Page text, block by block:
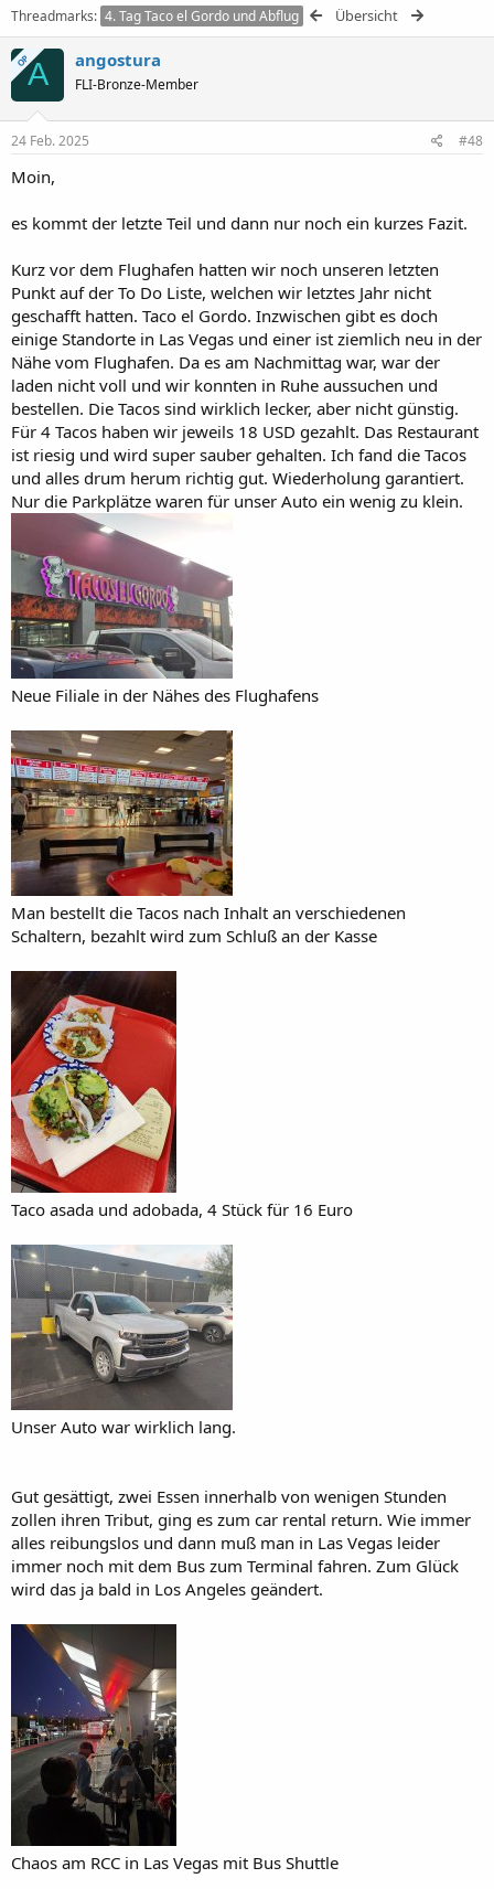
t
i
o
n
n
Threadmarks 4. Tag Taco el Gordo und Abflug Übersicht
OPA angostura
FLI-Bronze-Member
24 Feb. 2025 #48
Moin,
es kommt der letzte Teil und dann nur noch ein kurzes Fazit.
Kurz vor dem Flughafen hatten wir noch unseren letzten
Punkt auf der To Do Liste, welchen wir letztes Jahr nicht
geschafft hatten. Taco el Gordo. Inzwischen gibt es doch
einige Standorte in Las Vegas und einer ist ziemlich neu in der
Nähe vom Flughafen. Da es am Nachmittag war, war der
laden nicht voll und wir konnten in Ruhe aussuchen und
bestellen. Die Tacos sind wirklich lecker, aber nicht günstig.
Für 4 Tacos haben wir jeweils 18 USD gezahlt. Das Restaurant
ist riesig und wird super sauber gehalten. Ich fand die Tacos
und alles drum herum richtig gut. Wiederholung garantiert.
Nur die Parkplätze waren für unser Auto ein wenig zu klein.
Neue Filiale in der Nähes des Flughafens
Man bestellt die Tacos nach Inhalt an verschiedenen
Schaltern, bezahlt wird zum Schluß an der Kasse
Taco asada und adobada, 4 Stück für 16 Euro
Unser Auto war wirklich lang.
Gut gesättigt, zwei Essen innerhalb von wenigen Stunden
zollen ihren Tribut, ging es zum car rental return. Wie immer
alles reibungslos und dann muß man in Las Vegas leider
immer noch mit dem Bus zum Terminal fahren. Zum Glück
wird das ja bald in Los Angeles geändert.
Chaos am RCC in Las Vegas mit Bus Shuttle